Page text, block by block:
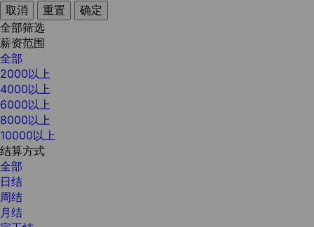
取消
重置
确定
全部筛选
薪资范围
全部
2000以上
4000以上
6000以上
8000以上
10000以上
结算方式
全部
日结
周结
月结